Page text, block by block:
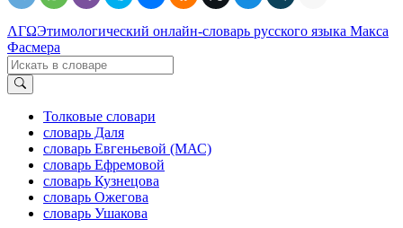
ΛΓΩЭтимологический онлайн-словарь русского языка Макса
Фасмера
Толковые словари
словарь Даля
словарь Евгеньевой (МАС)
словарь Ефремовой
словарь Кузнецова
словарь Ожегова
словарь Ушакова